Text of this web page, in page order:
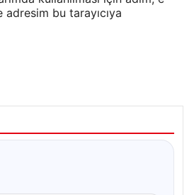
bu tarayıcıya